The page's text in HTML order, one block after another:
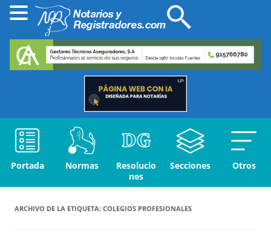
Portada Normas
Resolucio
nes
Secciones Otros
ARCHIVO DE LA ETIQUETA: COLEGIOS PROFESIONALES